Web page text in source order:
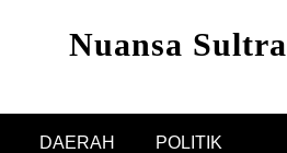
Nuansa Sultra
DAERAH POLITIK